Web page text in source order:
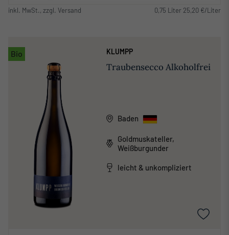
inkl. MwSt., zzgl. Versand 0,75 Liter 25,20 €/Liter
Bio KLUMPP
Traubensecco Alkoholfrei
Baden
Goldmuskateller,
Weißburgunder
leicht & unkompliziert